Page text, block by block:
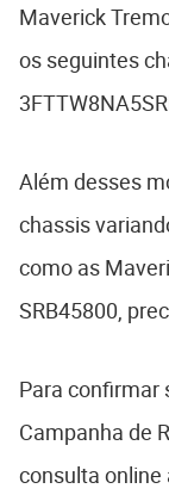
Maverick
os seguintes
Além desses
chassis
como as
SRB45800,
Para confirmar
Campanha de
consulta online